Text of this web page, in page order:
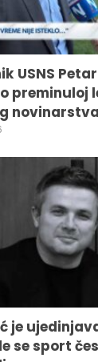
USNS
preminuloj
je
se sport